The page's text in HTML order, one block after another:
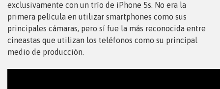
exclusivamente con un trío de iPhone 5s. No era la
primera película en utilizar smartphones como sus
principales cámaras, pero sí fue la más reconocida entre
cineastas que utilizan los teléfonos como su principal
medio de producción.